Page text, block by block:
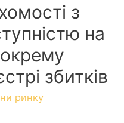
з
на
збитків
ринку